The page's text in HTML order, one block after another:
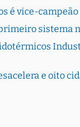
é vice-
sistema
e oito